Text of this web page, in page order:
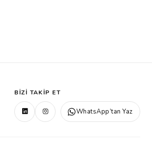
BIZI TAKIP ET
WhatsApp’tan Yaz